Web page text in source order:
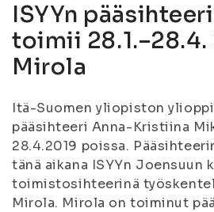
ISYYn
toimii 28.1.–28.4.
Mirola
Itä-Suomen yliopiston
pääsihteeri Anna-Kristiina
28.4.2019 poissa.
tänä aikana ISYYn Joensuun
toimistosihteerinä
Mirola. Mirola on toiminut